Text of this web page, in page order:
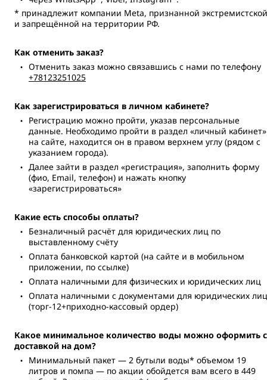
* принадлежит компании Meta, признанной экстремистской
и запрещённой на территории РФ.
Как отменить заказ?
Отменить заказ можно связавшись с нами по телефону
+78123251025
Как зарегистрироваться в личном кабинете?
Регистрацию можно пройти, указав персональные
данные. Необходимо пройти в раздел «личный кабинет»
на сайте, находится он в правом верхнем углу (рядом с
указанием города).
Далее зайти в раздел «регистрация», заполнить форму
(фио, Email, телефон) и нажать кнопку
«зарегистрироваться»
Какие есть способы оплаты?
Безналичный расчёт для юридических лиц по
выставленному счёту
Оплата банковской картой (на сайте и в мобильном
приложении, по ссылке)
Оплата наличными для физических и юридических лиц
Оплата наличными с документами для юридических лиц
(торг-12+приходно-кассовый ордер)
Какое минимальное количество воды можно оформить с
доставкой на дом?
Минимальный пакет — 2 бутыли воды* объемом 19
литров и помпа — по акции обойдется вам всего в 449